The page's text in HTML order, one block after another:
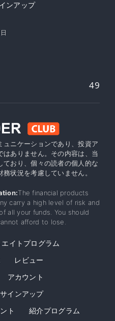
ンアップ
49
ュニケーションであり、投資ア
はありません。その内容は、当
おり、個々の読者の個人的な
状況を考慮していません。
The financial products
carry a high level of risk and
all your funds. You should
afford to lose.
イトプログラム
レビュー
アカウント
サインアップ
ト 紹介プログラム